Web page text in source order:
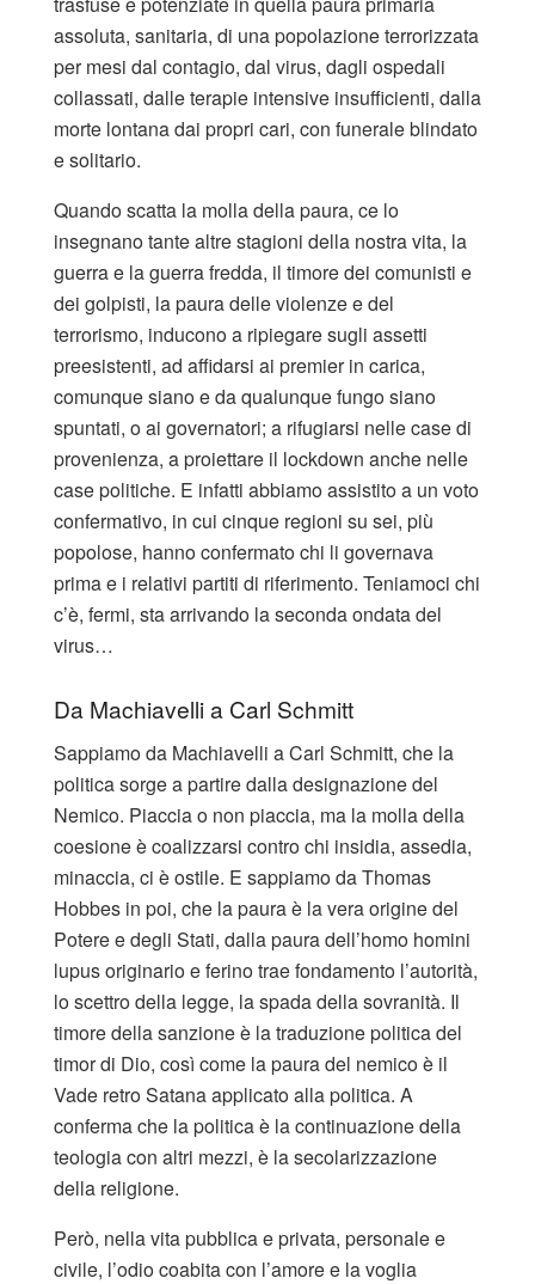
assoluta, sanitaria, di una popolazione terrorizzata
per mesi dal contagio, dal virus, dagli ospedali
collassati, dalle terapie intensive insufficienti, dalla
morte lontana dai propri cari, con funerale blindato
e solitario.
Quando scatta la molla della paura, ce lo
insegnano tante altre stagioni della nostra vita, la
guerra e la guerra fredda, il timore dei comunisti e
dei golpisti, la paura delle violenze e del
terrorismo, inducono a ripiegare sugli assetti
preesistenti, ad affidarsi ai premier in carica,
comunque siano e da qualunque fungo siano
spuntati, o ai governatori; a rifugiarsi nelle case di
provenienza, a proiettare il lockdown anche nelle
case politiche. E infatti abbiamo assistito a un voto
confermativo, in cui cinque regioni su sei, più
popolose, hanno confermato chi li governava
prima e i relativi partiti di riferimento. Teniamoci chi
c’è, fermi, sta arrivando la seconda ondata del
virus…
Da Machiavelli a Carl Schmitt
Sappiamo da Machiavelli a Carl Schmitt, che la
politica sorge a partire dalla designazione del
Nemico. Piaccia o non piaccia, ma la molla della
coesione è coalizzarsi contro chi insidia, assedia,
minaccia, ci è ostile. E sappiamo da Thomas
Hobbes in poi, che la paura è la vera origine del
Potere e degli Stati, dalla paura dell’homo homini
lupus originario e ferino trae fondamento l’autorità,
lo scettro della legge, la spada della sovranità. Il
timore della sanzione è la traduzione politica del
timor di Dio, così come la paura del nemico è il
Vade retro Satana applicato alla politica. A
conferma che la politica è la continuazione della
teologia con altri mezzi, è la secolarizzazione
della religione.
Però, nella vita pubblica e privata, personale e
civile, l’odio coabita con l’amore e la voglia